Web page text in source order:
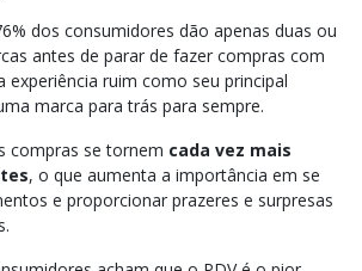
dos consumidores ​​dão apenas duas ou
antes de parar de fazer compras com
experiência ruim como seu principal
marca para trás para sempre.
compras se tornem cada vez mais
, o que aumenta a importância em se
e proporcionar prazeres e surpresas